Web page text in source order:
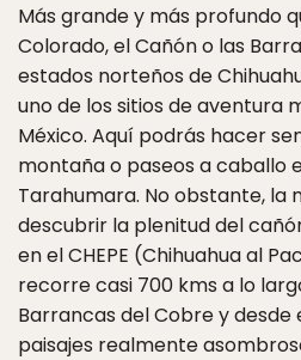
Más grande y más profundo
Colorado, el Cañón o las
estados norteños de
uno de los sitios de aventura
México. Aquí podrás hacer
montaña o paseos a caballo
Tarahumara. No obstante, la
descubrir la plenitud del
en el CHEPE (Chihuahua al
recorre casi 700 kms a lo
Barrancas del Cobre y desde
paisajes realmente